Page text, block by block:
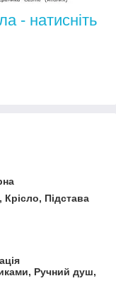
- натисніть
Крісло, Підстава
Ручний душ,